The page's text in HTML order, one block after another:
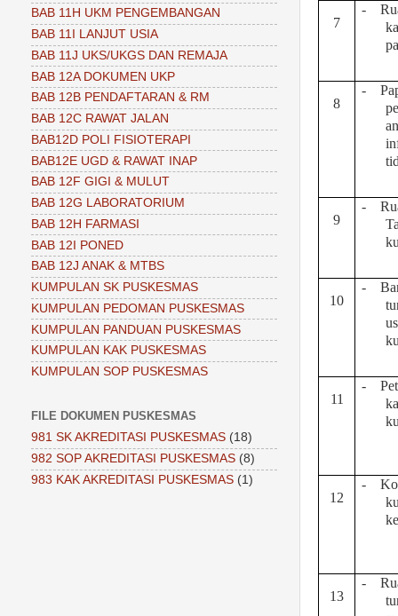
7
-
8
-
an
9
-
10
-
11
-
12
-
13
-
BAB 11H UKM PENGEMBANGAN
BAB 11I LANJUT USIA
BAB 11J UKS/UKGS DAN REMAJA
BAB 12A DOKUMEN UKP
BAB 12B PENDAFTARAN & RM
BAB 12C RAWAT JALAN
BAB12D POLI FISIOTERAPI
BAB12E UGD & RAWAT INAP
BAB 12F GIGI & MULUT
BAB 12G LABORATORIUM
BAB 12H FARMASI
BAB 12I PONED
BAB 12J ANAK & MTBS
KUMPULAN SK PUSKESMAS
KUMPULAN PEDOMAN PUSKESMAS
KUMPULAN PANDUAN PUSKESMAS
KUMPULAN KAK PUSKESMAS
KUMPULAN SOP PUSKESMAS
FILE DOKUMEN PUSKESMAS
981 SK AKREDITASI PUSKESMAS (18)
982 SOP AKREDITASI PUSKESMAS (8)
983 KAK AKREDITASI PUSKESMAS (1)